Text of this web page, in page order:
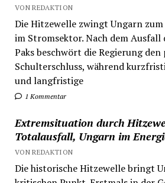
VON REDAKTION
Die Hitzewelle zwingt Ungarn
im Stromsektor. Nach dem
Paks beschwört die Regierung
Schulterschluss, während
und langfristige
1 Kommentar
Extremsituation durch
Totalausfall, Ungarn im
VON REDAKTION
Die historische Hitzewelle bringt